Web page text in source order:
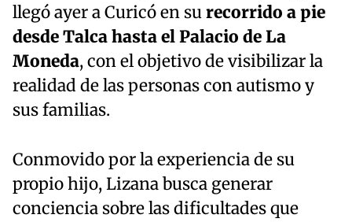
llegó ayer a Curicó en surecorrido a pie
desde Talca hasta el Palacio de La
Moneda, con el objetivo de visibilizar la
realidad de las personas con autismo y
sus familias.
Conmovido por la experiencia de su
propio hijo, Lizana busca generar
conciencia sobre las dificultades que